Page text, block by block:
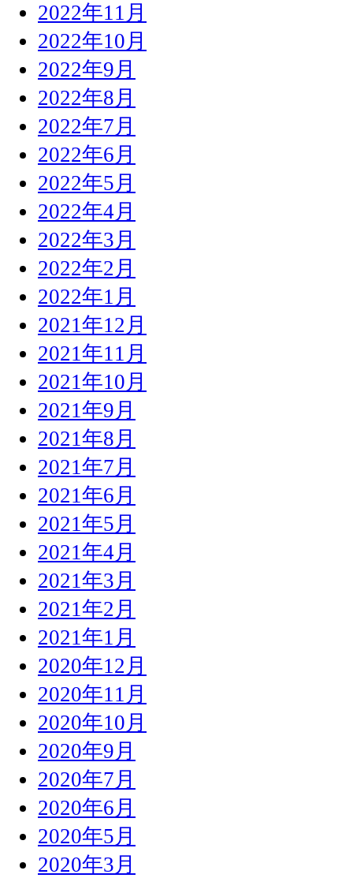
2022年11月
2022年10月
2022年9月
2022年8月
2022年7月
2022年6月
2022年5月
2022年4月
2022年3月
2022年2月
2022年1月
2021年12月
2021年11月
2021年10月
2021年9月
2021年8月
2021年7月
2021年6月
2021年5月
2021年4月
2021年3月
2021年2月
2021年1月
2020年12月
2020年11月
2020年10月
2020年9月
2020年7月
2020年6月
2020年5月
2020年3月